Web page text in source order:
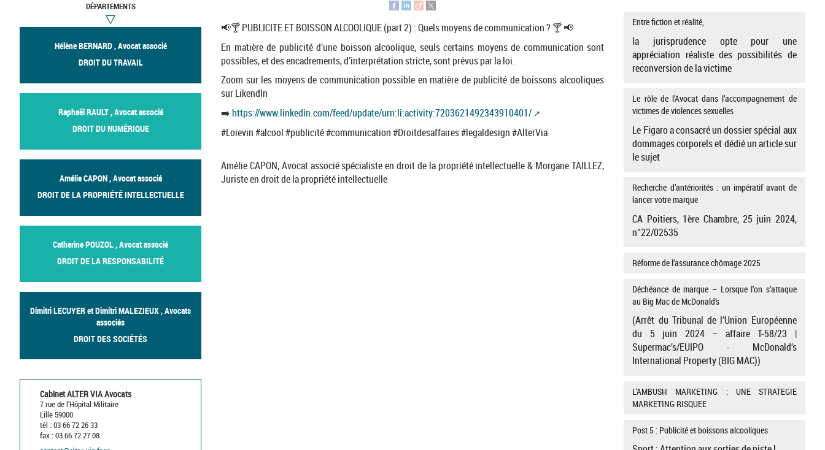
📢🍸 PUBLICITE ET BOISSON ALCOOLIQUE (part 2) : Quels moyens de communication ? 🍸 📢
En matière de publicité d’une boisson alcoolique, seuls certains moyens de communication sont
possibles, et des encadrements, d’interprétation stricte, sont prévus par la loi.
Zoom sur les moyens de communication possible en matière de publicité de boissons alcooliques
sur LikendIn
➡️https://www.linkedin.com/feed/update/urn:li:activity:7203621492343910401/
#Loievin #alcool #publicité #communication #Droitdesaffaires #legaldesign #AlterVia
Amélie CAPON, Avocat associé spécialiste en droit de la propriété intellectuelle & Morgane TAILLEZ,
Juriste en droit de la propriété intellectuelle
Entre fiction et réalité,
la jurisprudence opte pour une
appréciation réaliste des possibilités de
reconversion de la victime
Le rôle de l’Avocat dans l’accompagnement de
victimes de violences sexuelles
Le Figaro a consacré un dossier spécial aux
dommages corporels et dédié un article sur
le sujet
Recherche d’antériorités : un impératif avant de
lancer votre marque
CA Poitiers, 1ère Chambre, 25 juin 2024,
n°22/02535
Réforme de l’assurance chômage 2025
Déchéance de marque – Lorsque l’on s’attaque
au Big Mac de McDonald’s
(Arrêt du Tribunal de l’Union Européenne
du 5 juin 2024 – affaire T-58/23 |
Supermac’s/EUIPO - McDonald’s
International Property (BIG MAC))
L’AMBUSH MARKETING : UNE STRATEGIE
MARKETING RISQUEE
Post 5 : Publicité et boissons alcooliques
DÉPARTEMENTS
Hélène BERNARD , Avocat associé
DROIT DU TRAVAIL
Raphaël RAULT , Avocat associé
DROIT DU NUMÉRIQUE
Amélie CAPON , Avocat associé
DROIT DE LA PROPRIÉTÉ INTELLECTUELLE
Catherine POUZOL , Avocat associé
DROIT DE LA RESPONSABILITÉ
Dimitri LECUYER et Dimitri MALEZIEUX , Avocats
associés
DROIT DES SOCIÉTÉS
Cabinet ALTER VIA Avocats
7 rue de l’Hôpital Militaire
Lille 59000
tél : 03 66 72 26 33
fax : 03 66 72 27 08